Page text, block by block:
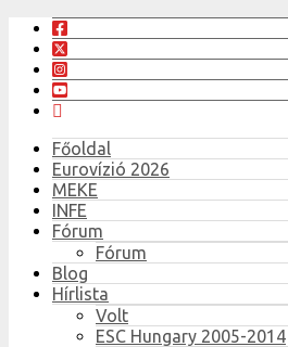
Főoldal
Eurovízió 2026
MEKE
INFE
Fórum
Fórum
Blog
Hírlista
Volt
ESC Hungary 2005-2014